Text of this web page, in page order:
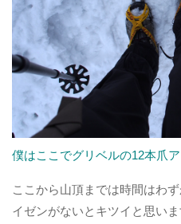
僕はここでグリベルの12本爪
ここから山頂までは時間はわ
イゼンがないとキツイと思いま